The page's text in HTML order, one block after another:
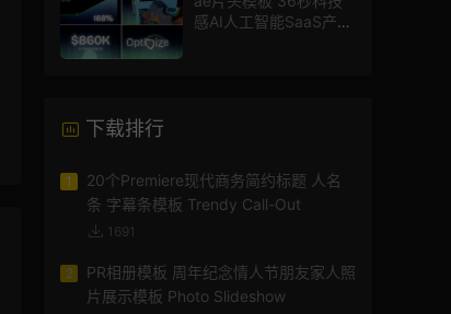
感AI人工智能SaaS产品
下载排行
1
20个Premiere现代商务简约标题 人名
条 字幕条模板 Trendy Call-Out
1691
2
PR相册模板 周年纪念情人节朋友家人照
片展示模板 Photo Slideshow